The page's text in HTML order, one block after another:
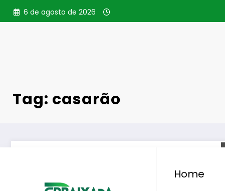
Pular
para
6 de agosto de 2026
Home
Tag: casarão